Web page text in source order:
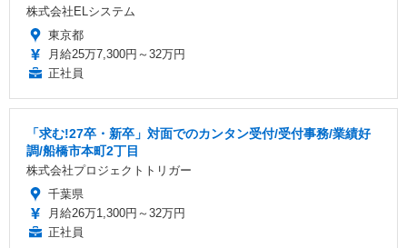
株式会社ELシステム
東京都
月給25万7,300円～32万円
正社員
「求む!27卒・新卒」対面でのカンタン受付/受付事務/業績好
調/船橋市本町2丁目
株式会社プロジェクトトリガー
千葉県
月給26万1,300円～32万円
正社員